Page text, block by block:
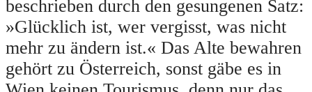
beschrieben durch den gesungenen Satz:
»Glücklich ist, wer vergisst, was nicht
mehr zu ändern ist.« Das Alte bewahren
gehört zu Österreich, sonst gäbe es in